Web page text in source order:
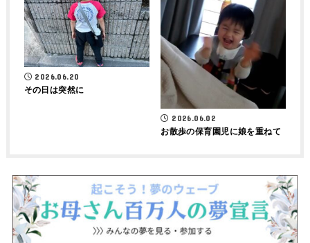
2026.06.20
その日は突然に
2026.06.02
お散歩の保育園児に娘を重ねて